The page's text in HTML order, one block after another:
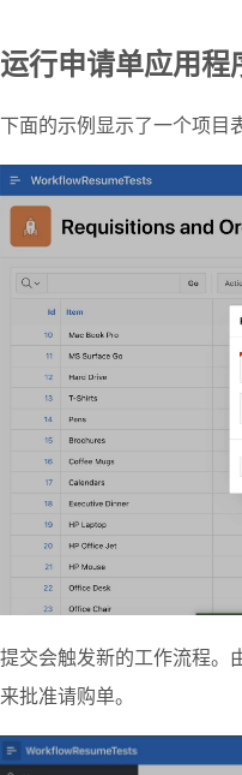
运行申请单应用程
下面的示例显示了一个项
提交会触发新的工作流程。
来批准请购单。